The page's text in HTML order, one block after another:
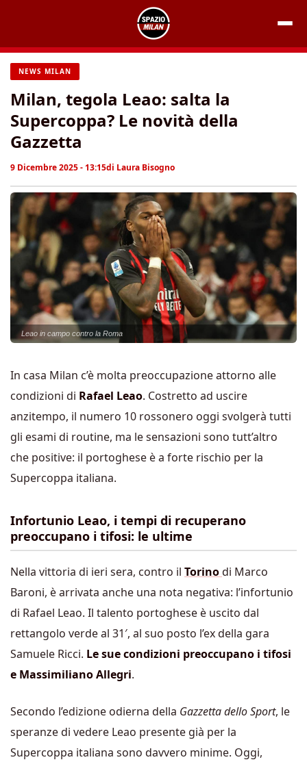
contenuto
NEWS MILAN
Milan, tegola Leao: salta la
Supercoppa? Le novità della
Gazzetta
9 Dicembre 2025 - 13:15di Laura Bisogno
Leao in campo contro la Roma
In casa Milan c’è molta preoccupazione attorno alle
condizioni di Rafael Leao. Costretto ad uscire
anzitempo, il numero 10 rossonero oggi svolgerà tutti
gli esami di routine, ma le sensazioni sono tutt’altro
che positive: il portoghese è a forte rischio per la
Supercoppa italiana.
Infortunio Leao, i tempi di recuperano
preoccupano i tifosi: le ultime
Nella vittoria di ieri sera, contro il Torinodi Marco
Baroni, è arrivata anche una nota negativa: l’infortunio
di Rafael Leao. Il talento portoghese è uscito dal
rettangolo verde al 31′, al suo posto l’ex della gara
Samuele Ricci. Le sue condizioni preoccupano i tifosi
e Massimiliano Allegri.
Secondo l’edizione odierna della Gazzetta dello Sport, le
speranze di vedere Leao presente già per la
Supercoppa italiana sono davvero minime. Oggi,